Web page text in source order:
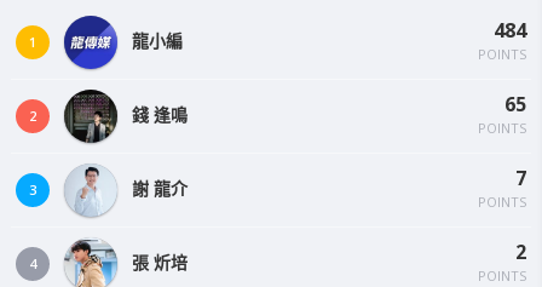
1 龍小編 484
POINTS
2 錢 逢鳴 65
POINTS
3 謝 龍介 7
POINTS
4 張 炘培 2
POINTS